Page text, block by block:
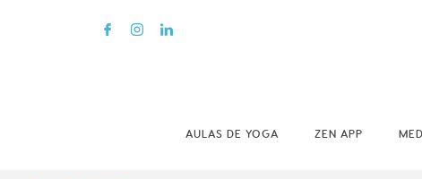
AULAS DE YOGA ZEN APP